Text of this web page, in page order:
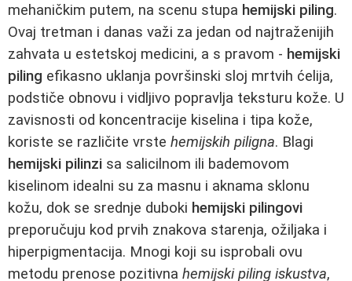
mehaničkim putem, na scenu stupa hemijski piling.
Ovaj tretman i danas važi za jedan od najtraženijih
zahvata u estetskoj medicini, a s pravom - hemijski
piling efikasno uklanja površinski sloj mrtvih ćelija,
podstiče obnovu i vidljivo popravlja teksturu kože. U
zavisnosti od koncentracije kiselina i tipa kože,
koriste se različite vrste hemijskih piligna. Blagi
hemijski pilinzi sa salicilnom ili bademovom
kiselinom idealni su za masnu i aknama sklonu
kožu, dok se srednje duboki hemijski pilingovi
preporučuju kod prvih znakova starenja, ožiljaka i
hiperpigmentacija. Mnogi koji su isprobali ovu
metodu prenose pozitivna hemijski piling iskustva,